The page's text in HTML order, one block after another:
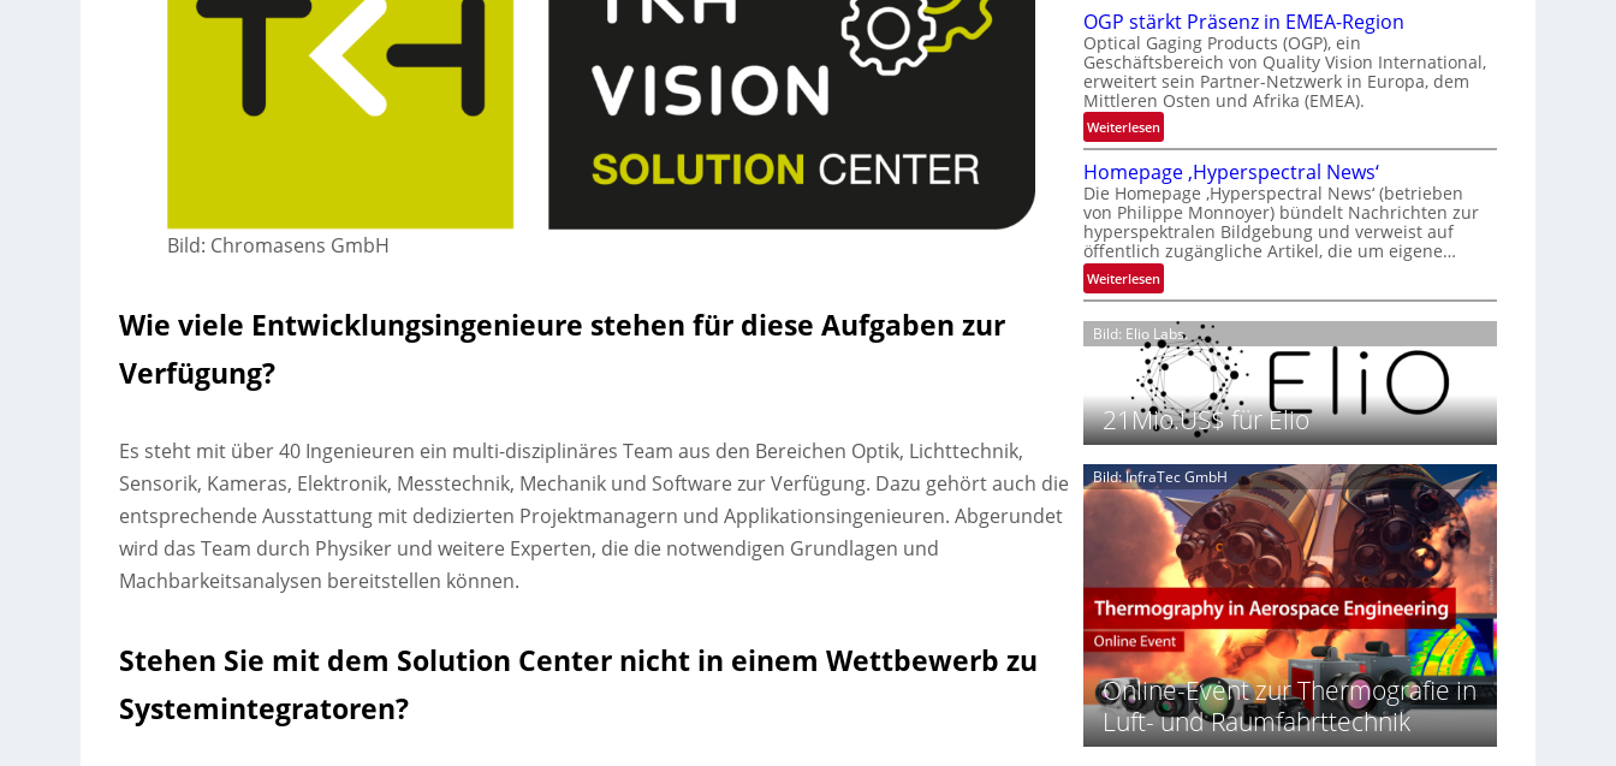
Bild: Chromasens GmbH
Wie viele Entwicklungsingenieure stehen für diese Aufgaben zur
Verfügung?
Es steht mit über 40 Ingenieuren ein multi-disziplinäres Team aus den Bereichen Optik, Lichttechnik,
Sensorik, Kameras, Elektronik, Messtechnik, Mechanik und Software zur Verfügung. Dazu gehört auch die
entsprechende Ausstattung mit dedizierten Projektmanagern und Applikationsingenieuren. Abgerundet
wird das Team durch Physiker und weitere Experten, die die notwendigen Grundlagen und
Machbarkeitsanalysen bereitstellen können.
Stehen Sie mit dem Solution Center nicht in einem Wettbewerb zu
Systemintegratoren?
i
o
n
a
V
i
s
i
o
n
N
i
h
t
2
0
2
6
a
l
a
n
d
o
b
e
t
e
i
l
i
t
s
i
c
h
a
n
S
e
a
c
t
s
S
e
r
OGP stärkt Präsenz in EMEA-Region
Optical Gaging Products (OGP), ein
Geschäftsbereich von Quality Vision International,
erweitert sein Partner-Netzwerk in Europa, dem
Mittleren Osten und Afrika (EMEA).
Weiterlesen:
O
G
P
s
t
ä
r
t
P
r
ä
s
e
n
z
i
n
M
E
A
-
R
e
g
i
Homepage ‚Hyperspectral News‘
Die Homepage ‚Hyperspectral News‘ (betrieben
von Philippe Monnoyer) bündelt Nachrichten zur
hyperspektralen Bildgebung und verweist auf
öffentlich zugängliche Artikel, die um eigene…
Weiterlesen:
H
o
m
e
p
a
g
‚
H
y
p
e
s
p
c
t
r
Bild: Elio Labs.
21Mio.US$ für Elio
Bild: InfraTec GmbH
Online-Event zur Thermografie in
Luft- und Raumfahrttechnik